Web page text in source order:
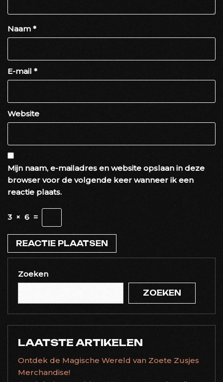
Naam *
E-mail *
Website
Mijn naam, e-mailadres en website opslaan in deze
browser voor de volgende keer wanneer ik een
reactie plaats.
3 × 6 =
Zoeken
ZOEKEN
LAATSTE ARTIKELEN
Ontdek de Magische Wereld van Zoete Zusjes
Merchandise!